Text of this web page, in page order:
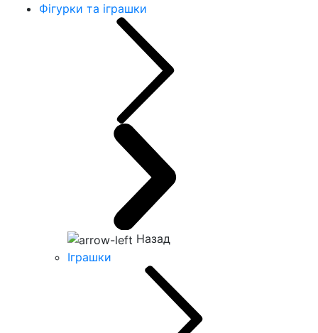
Фігурки та іграшки
Назад
Іграшки